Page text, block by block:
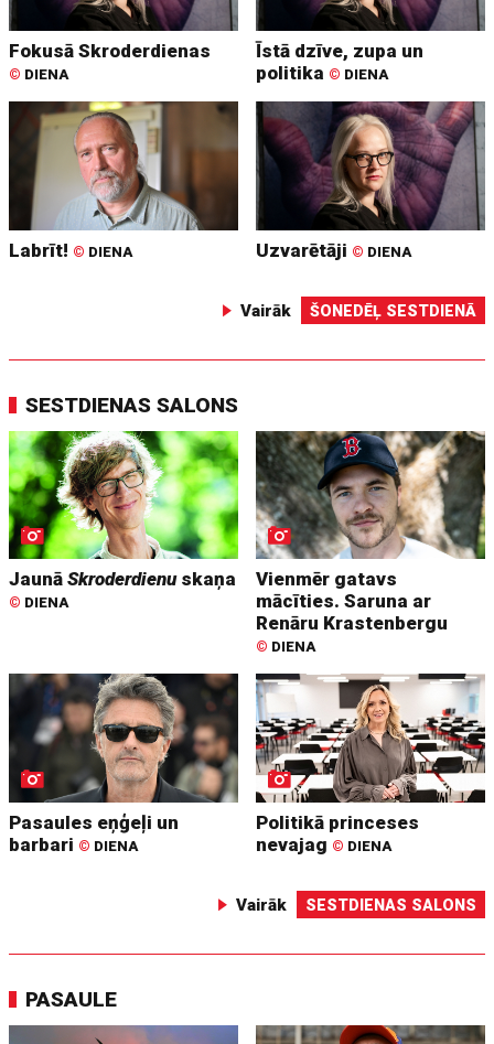
Fokusā Skroderdienas
© DIENA
Īstā dzīve, zupa un
politika © DIENA
Labrīt! © DIENA Uzvarētāji © DIENA
Vairāk ŠONEDĒĻ SESTDIENĀ
SESTDIENAS SALONS
JaunāSkroderdienuskaņa
© DIENA
Vienmēr gatavs
mācīties. Saruna ar
Renāru Krastenbergu
© DIENA
Pasaules eņģeļi un
barbari © DIENA
Politikā princeses
nevajag © DIENA
Vairāk SESTDIENAS SALONS
PASAULE